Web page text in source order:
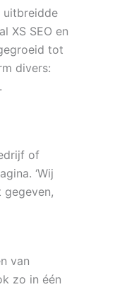
uitbreidde
XS SEO en
tot
divers:
of
‘Wij
van
zo in één